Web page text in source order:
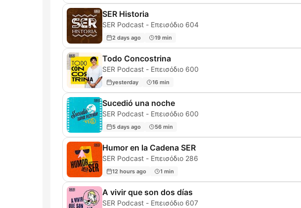
SER Historia
SER Podcast - Επεισόδιο 604
2 days ago 19 min
Todo Concostrina
SER Podcast - Επεισόδιο 600
yesterday 16 min
Sucedió una noche
SER Podcast - Επεισόδιο 600
5 days ago 56 min
Humor en la Cadena SER
SER Podcast - Επεισόδιο 286
12 hours ago 1 min
A vivir que son dos días
SER Podcast - Επεισόδιο 607